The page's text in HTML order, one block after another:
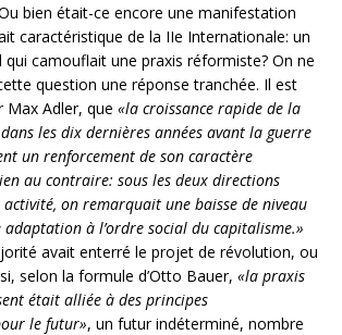
bien était-ce encore une manifestation
caractéristique de la IIe Internationale: un
qui camouflait une praxis réformiste? On ne
question une réponse tranchée. Il est
Max Adler, que «la croissance rapide de la
les dix dernières années avant la guerre
un renforcement de son caractère
au contraire: sous les deux directions
on remarquait une baisse de niveau
à l’ordre social du capitalisme.»
avait enterré le projet de révolution, ou
selon la formule d’Otto Bauer, «la praxis
était alliée à des principes
le futur», un futur indéterminé, nombre